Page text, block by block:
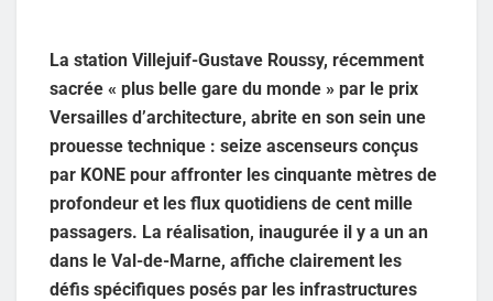
La station Villejuif-Gustave Roussy, récemment
sacrée « plus belle gare du monde » par le prix
Versailles d’architecture, abrite en son sein une
prouesse technique : seize ascenseurs conçus
par KONE pour affronter les cinquante mètres de
profondeur et les flux quotidiens de cent mille
passagers. La réalisation, inaugurée il y a un an
dans le Val-de-Marne, affiche clairement les
défis spécifiques posés par les infrastructures